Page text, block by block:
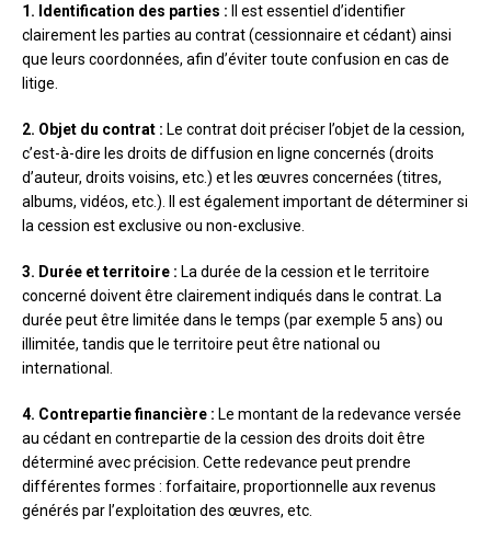
1. Identification des parties : Il est essentiel d’identifier
clairement les parties au contrat (cessionnaire et cédant) ainsi
que leurs coordonnées, afin d’éviter toute confusion en cas de
litige.
2. Objet du contrat : Le contrat doit préciser l’objet de la cession,
c’est-à-dire les droits de diffusion en ligne concernés (droits
d’auteur, droits voisins, etc.) et les œuvres concernées (titres,
albums, vidéos, etc.). Il est également important de déterminer si
la cession est exclusive ou non-exclusive.
3. Durée et territoire : La durée de la cession et le territoire
concerné doivent être clairement indiqués dans le contrat. La
durée peut être limitée dans le temps (par exemple 5 ans) ou
illimitée, tandis que le territoire peut être national ou
international.
4. Contrepartie financière : Le montant de la redevance versée
au cédant en contrepartie de la cession des droits doit être
déterminé avec précision. Cette redevance peut prendre
différentes formes : forfaitaire, proportionnelle aux revenus
générés par l’exploitation des œuvres, etc.